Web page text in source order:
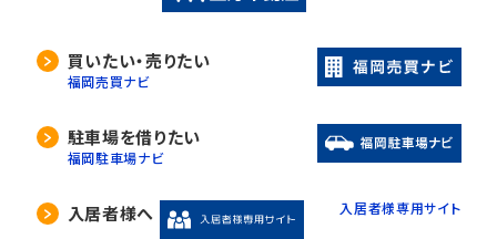
買いたい・売りたい
福岡売買ナビ
駐車場を借りたい
福岡駐車場ナビ
入居者様へ 入居者様専用サイト